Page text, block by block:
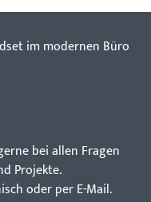
bei allen Fragen
Projekte.
oder per E-Mail.